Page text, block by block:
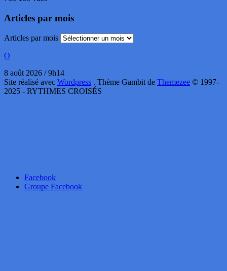
Articles par mois
Articles par mois
O
8 août 2026 / 9h14
Site réalisé avec Wordpress . Thème Gambit de Themezee © 1997-
2025 - RYTHMES CROISÉS
Facebook
Groupe Facebook